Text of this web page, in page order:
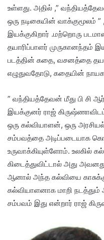
உள்ளது. அதில் ,”
ஒரு நடிகையின் வாக்குமூலம்
இயக்குகிறார் .மற்றொரு
தயாரிப்பாளர் முருகானந்தம்
படத்தின் கதை, வசனத்தை
எழுதுவதோடு, கதையின்
” வந்தியத்தேவன் மீது பி சி
இயக்குனர் ராஜ்
ஒரு கல்வியாளன், ஒரு
சம்பவத்தை அடிப்படையாக
உருவாக்கியுள்ளோம். உலகில்
கிடைத்துவிட்டால் அது
ஆனால் அந்த கல்வியை
கல்வியாளனாக மாறி
சம்பவம் இது என்றார் ராஜ்